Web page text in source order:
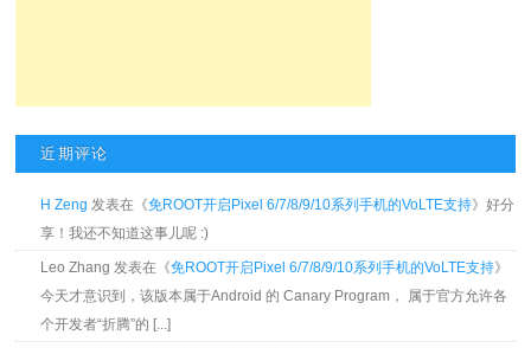
近期评论
H Zeng 发表在《免ROOT开启Pixel 6/7/8/9/10系列手机的VoLTE支持》好分
享！我还不知道这事儿呢 :)
Leo Zhang 发表在《免ROOT开启Pixel 6/7/8/9/10系列手机的VoLTE支持》
今天才意识到，该版本属于Android 的 Canary Program， 属于官方允许各
个开发者“折腾”的 [...]